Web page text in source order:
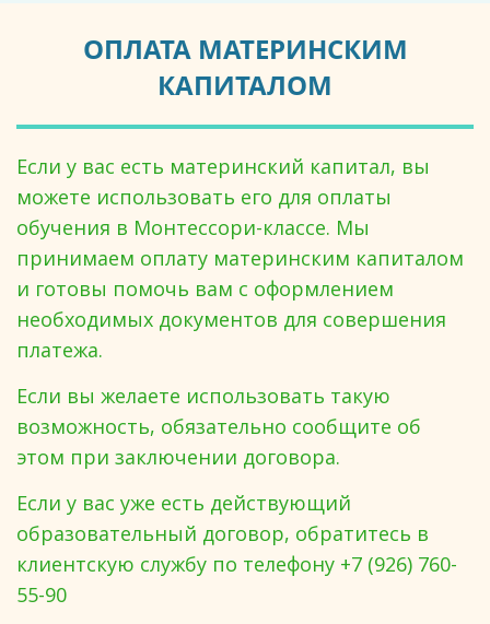
ОПЛАТА МАТЕРИНСКИМ
КАПИТАЛОМ
Если у вас есть материнский капитал, вы
можете использовать его для оплаты
обучения в Монтессори-классе. Мы
принимаем оплату материнским капиталом
и готовы помочь вам с оформлением
необходимых документов для совершения
платежа.
Если вы желаете использовать такую
возможность, обязательно сообщите об
этом при заключении договора.
Если у вас уже есть действующий
образовательный договор, обратитесь в
клиентскую службу по телефону +7 (926) 760-
55-90